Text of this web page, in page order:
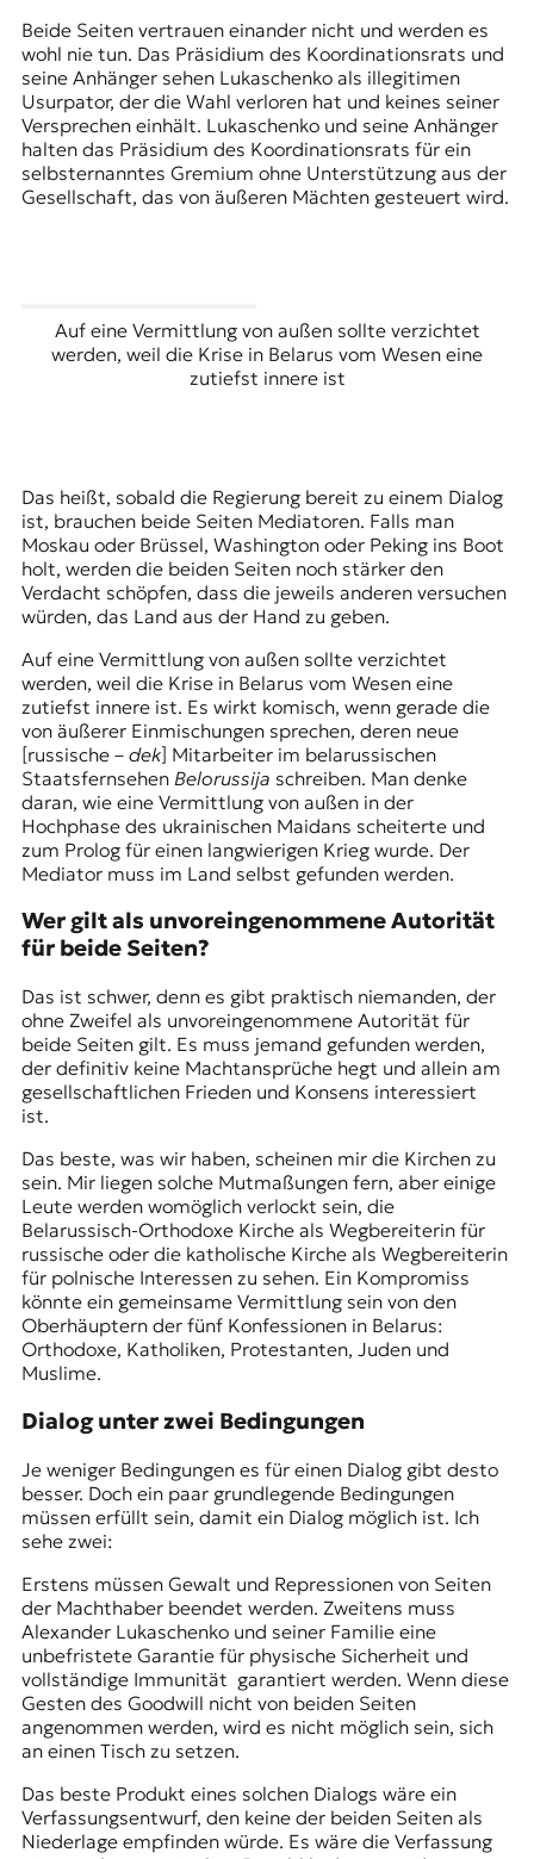
o
p
a
Beide Seiten vertrauen einander nicht und werden es
wohl nie tun. Das Präsidium des Koordinationsrats und
seine Anhänger sehen Lukaschenko als illegitimen
Usurpator, der die Wahl verloren hat und keines seiner
Versprechen einhält. Lukaschenko und seine Anhänger
halten das Präsidium des Koordinationsrats für ein
selbsternanntes Gremium ohne Unterstützung aus der
Gesellschaft, das von äußeren Mächten gesteuert wird.
Auf eine Vermittlung von außen sollte verzichtet
werden, weil die Krise in Belarus vom Wesen eine
zutiefst innere ist
Das heißt, sobald die Regierung bereit zu einem Dialog
ist, brauchen beide Seiten Mediatoren. Falls man
Moskau oder Brüssel, Washington oder Peking ins Boot
holt, werden die beiden Seiten noch stärker den
Verdacht schöpfen, dass die jeweils anderen versuchen
würden, das Land aus der Hand zu geben.
Auf eine Vermittlung von außen sollte verzichtet
werden, weil die Krise in Belarus vom Wesen eine
zutiefst innere ist. Es wirkt komisch, wenn gerade die
von äußerer Einmischungen sprechen, deren neue
[russische – dek] Mitarbeiter im belarussischen
Staatsfernsehen Belorussija schreiben. Man denke
daran, wie eine Vermittlung von außen in der
Hochphase des ukrainischen Maidans scheiterte und
zum Prolog für einen langwierigen Krieg wurde. Der
Mediator muss im Land selbst gefunden werden.
Wer gilt als unvoreingenommene Autorität
für beide Seiten?
Das ist schwer, denn es gibt praktisch niemanden, der
ohne Zweifel als unvoreingenommene Autorität für
beide Seiten gilt. Es muss jemand gefunden werden,
der definitiv keine Machtansprüche hegt und allein am
gesellschaftlichen Frieden und Konsens interessiert
ist.
Das beste, was wir haben, scheinen mir die Kirchen zu
sein. Mir liegen solche Mutmaßungen fern, aber einige
Leute werden womöglich verlockt sein, die
Belarussisch-Orthodoxe Kirche als Wegbereiterin für
russische oder die katholische Kircheals Wegbereiterin
für polnische Interessen zu sehen. Ein Kompromiss
könnte ein gemeinsame Vermittlung sein von den
Oberhäuptern der fünf Konfessionen in Belarus:
Orthodoxe, Katholiken, Protestanten, Juden und
Muslime.
Dialog unter zwei Bedingungen
Je weniger Bedingungen es für einen Dialog gibt desto
besser. Doch ein paar grundlegende Bedingungen
müssen erfüllt sein, damit ein Dialog möglich ist. Ich
sehe zwei:
Erstens müssen Gewalt und Repressionen von Seiten
der Machthaber beendet werden. Zweitens muss
Alexander Lukaschenko und seiner Familie eine
unbefristete Garantie für physische Sicherheit und
vollständige Immunität garantiert werden. Wenn diese
Gesten des Goodwill nicht von beiden Seiten
angenommen werden, wird es nicht möglich sein, sich
an einen Tisch zu setzen.
Das beste Produkt eines solchen Dialogs wäre ein
Verfassungsentwurf, den keine der beiden Seiten als
Niederlage empfinden würde. Es wäre die Verfassung